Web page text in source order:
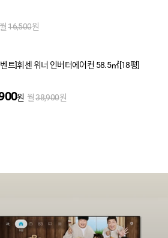
월 16,500원
트]휘센 위너 인버터에어컨 58.5㎡[18평]
원 월 38,900원